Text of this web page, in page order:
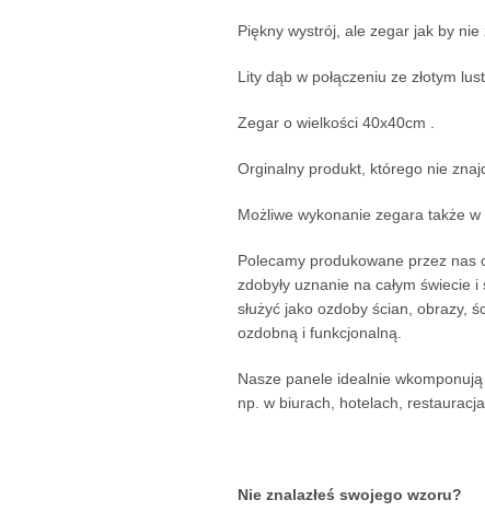
Piękny wystrój, ale zegar jak by nie
Lity dąb w połączeniu ze złotym
Zegar o wielkości 40x40cm .
Orginalny produkt, którego nie
Możliwe wykonanie zegara także w
Polecamy produkowane przez
zdobyły uznanie na całym
służyć jako ozdoby ścian, obrazy,
ozdobną i funkcjonalną.
Nasze panele idealnie
np. w biurach, hotelach,
Nie znalazłeś swojego wzoru?